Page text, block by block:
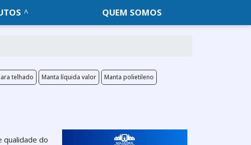
QUEM SOMOS
telhado Manta líquida valor Manta polietileno
qualidade do